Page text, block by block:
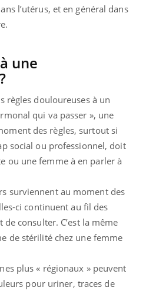
l’utérus, et en général dans
une
règles douloureuses à un
qui va passer », une
des règles, surtout si
social ou professionnel, doit
ou une femme à en parler à
surviennent au moment des
ci continuent au fil des
consulter. C’est la même
de stérilité chez une femme
plus « régionaux » peuvent
pour uriner, traces de